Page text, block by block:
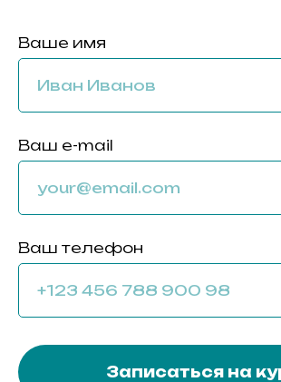
Ваше имя
Ваш e-mail
Ваш телефон
Записаться на